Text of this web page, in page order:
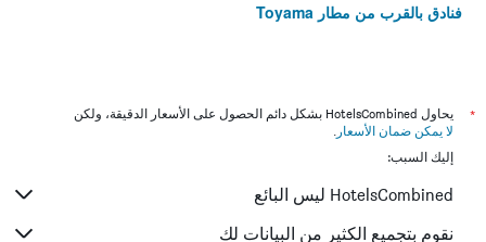
فنادق بالقرب من مطار Toyama
*
يحاول HotelsCombined بشكل دائم الحصول على الأسعار الدقيقة، ولكن
لا يمكن ضمان الأسعار .
إليك السبب:
HotelsCombined ليس البائع
نقوم بتجميع الكثير من البيانات لك